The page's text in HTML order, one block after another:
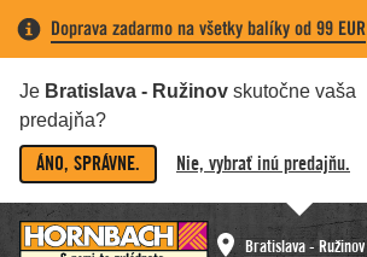
Doprava zadarmo na všetky balíky od 99 EUR
Je Bratislava - Ružinov skutočne vaša
predajňa?
ÁNO, SPRÁVNE. Nie, vybrať inú predajňu.
Bratislava - Ružinov